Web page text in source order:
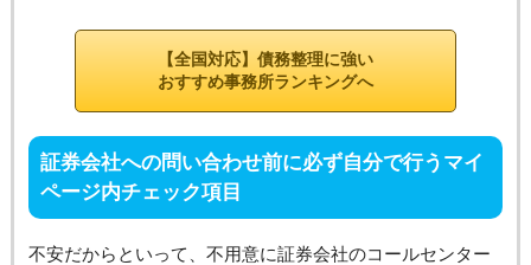
【全国対応】債務整理に強い
おすすめ事務所ランキングへ
証券会社への問い合わせ前に必ず自分で行うマイ
ページ内チェック項目
不安だからといって、不用意に証券会社のコールセンター